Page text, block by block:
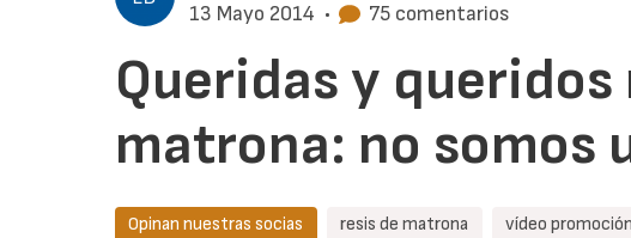
13 Mayo 2014 • 75 comentarios
Queridas y queridos
matrona: no somos
Opinan nuestras socias resis de matrona vídeo